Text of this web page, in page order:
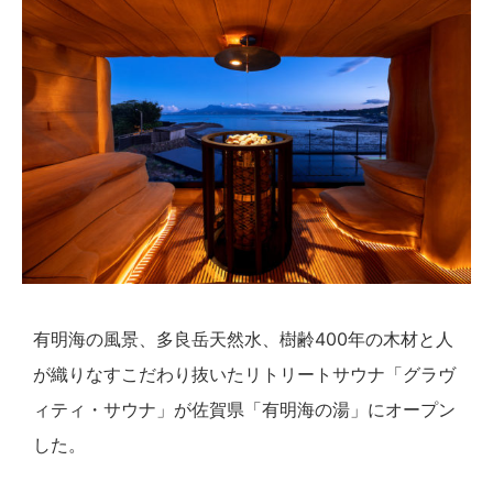
有明海の風景、多良岳天然水、樹齢400年の木材と人
が織りなすこだわり抜いたリトリートサウナ「グラヴ
ィティ・サウナ」が佐賀県「有明海の湯」にオープン
した。